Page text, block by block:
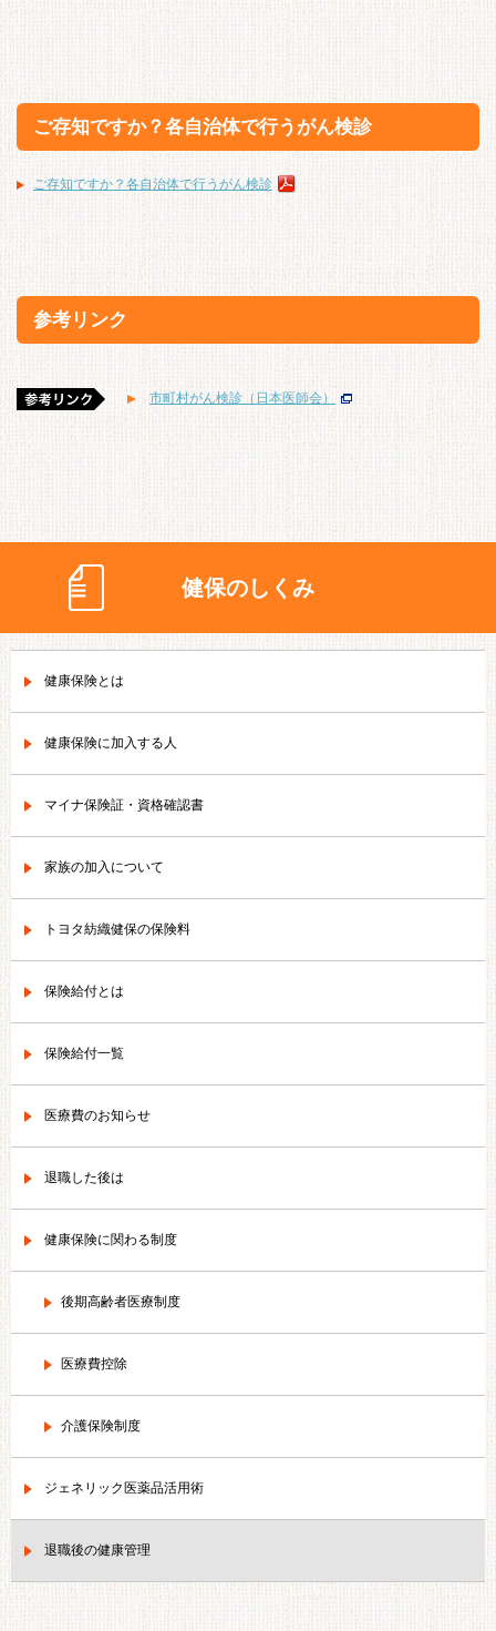
ご存知ですか？各自治体で行うがん検診
ご存知ですか？各自治体で行うがん検診
参考リンク
市町村がん検診（日本医師会）
健保のしくみ
健康保険とは
健康保険に加入する人
マイナ保険証・資格確認書
家族の加入について
トヨタ紡織健保の保険料
保険給付とは
保険給付一覧
医療費のお知らせ
退職した後は
健康保険に関わる制度
後期高齢者医療制度
医療費控除
介護保険制度
ジェネリック医薬品活用術
退職後の健康管理